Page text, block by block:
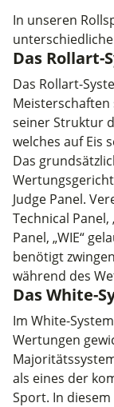
In unseren
Das Rollart-
Das Rollart-
Meisterschaften
seiner Struktur
welches auf Eis
Das
Judge Panel.
Technical Panel,
Panel, „WIE“
benötigt
während des
Das White-
Im White-
Wertungen
als eines der
Sport. In